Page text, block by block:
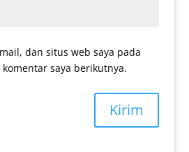
dan situs web saya pada
saya berikutnya.
Kirim